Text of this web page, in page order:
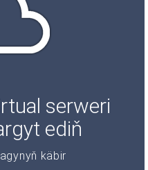
serweri
ediň
käbir